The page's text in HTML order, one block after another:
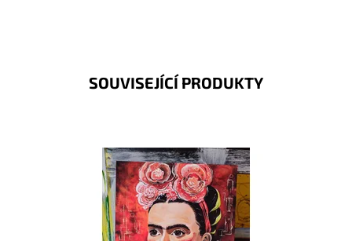
SOUVISEJÍCÍ PRODUKTY
Skladem
9195/REP